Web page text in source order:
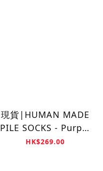
現貨|HUMAN MADE
PILE SOCKS - Purple
Heart
HK$269.00